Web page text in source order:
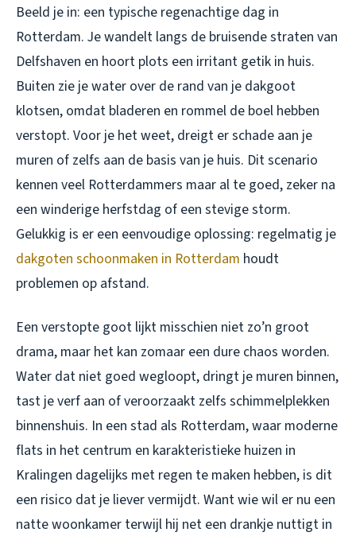
Beeld je in: een typische regenachtige dag in
Rotterdam. Je wandelt langs de bruisende straten van
Delfshaven en hoort plots een irritant getik in huis.
Buiten zie je water over de rand van je dakgoot
klotsen, omdat bladeren en rommel de boel hebben
verstopt. Voor je het weet, dreigt er schade aan je
muren of zelfs aan de basis van je huis. Dit scenario
kennen veel Rotterdammers maar al te goed, zeker na
een winderige herfstdag of een stevige storm.
Gelukkig is er een eenvoudige oplossing: regelmatig je
dakgoten schoonmaken in Rotterdam houdt
problemen op afstand.
Een verstopte goot lijkt misschien niet zo’n groot
drama, maar het kan zomaar een dure chaos worden.
Water dat niet goed wegloopt, dringt je muren binnen,
tast je verf aan of veroorzaakt zelfs schimmelplekken
binnenshuis. In een stad als Rotterdam, waar moderne
flats in het centrum en karakteristieke huizen in
Kralingen dagelijks met regen te maken hebben, is dit
een risico dat je liever vermijdt. Want wie wil er nu een
natte woonkamer terwijl hij net een drankje nuttigt in